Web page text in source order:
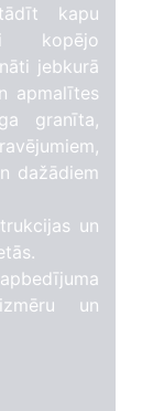
kapu
kopējo
jebkurā
apmalītes
granīta,
dažādiem
un
un